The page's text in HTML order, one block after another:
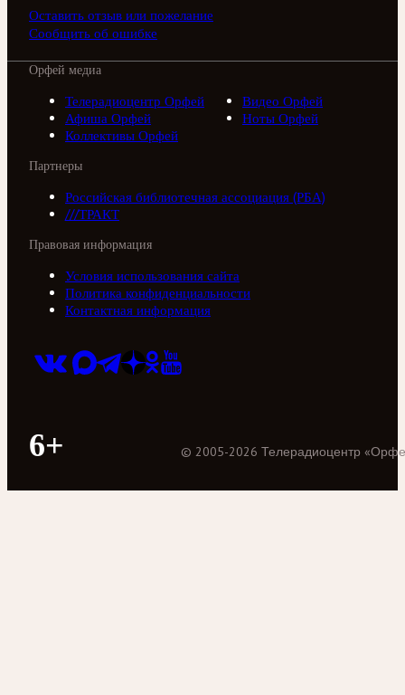
Оставить отзыв или пожелание
Сообщить об ошибке
Орфей медиа
Телерадиоцентр Орфей
Видео Орфей
Афиша Орфей
Ноты Орфей
Коллективы Орфей
Партнеры
Российская библиотечная ассоциация (РБА)
///ТРАКТ
Правовая информация
Условия использования сайта
Политика конфиденциальности
Контактная информация
6+ © 2005-2026 Телерадиоцентр